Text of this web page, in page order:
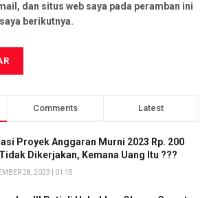
dan situs web saya pada peramban ini
berikutnya.
Comments Latest
Proyek Anggaran Murni 2023 Rp. 200
Dikerjakan, Kemana Uang Itu ???
28, 2023 | 01:15